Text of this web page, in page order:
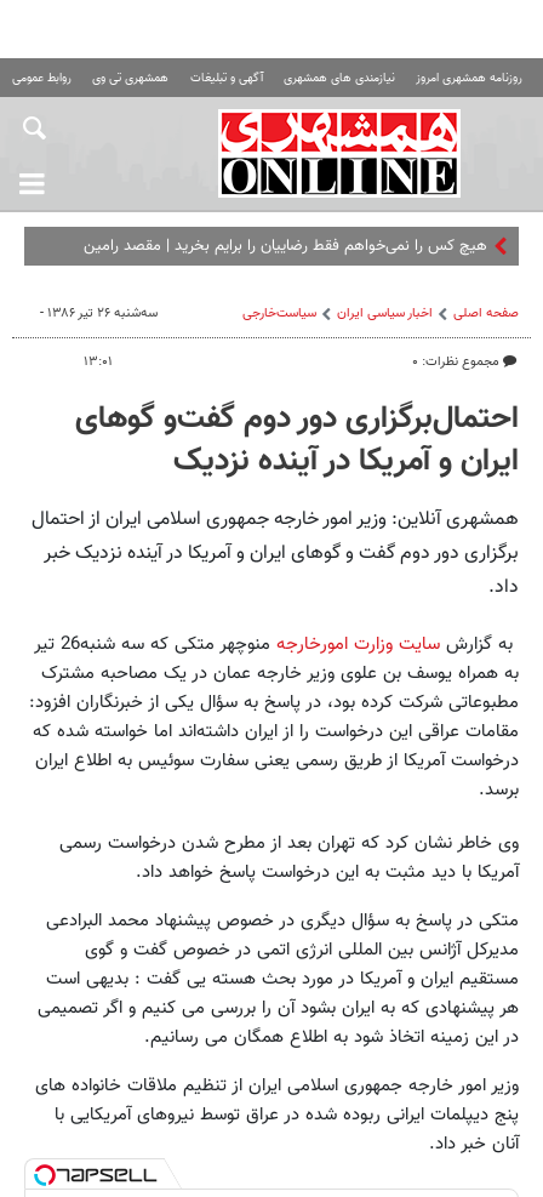
روزنامه همشهری امروز نیازمندی های همشهری آگهی و تبلیغات همشهری تی وی روابط عمومی
هیچ کس را نمی‌خواهم فقط رضاییان را برایم بخرید | مقصد رامین
صفحه اصلی اخبار سیاسی ایران سیاست‌خارجی
مجموع نظرات: ۰
سه‌شنبه ۲۶ تیر ۱۳۸۶ -
۱۳:۰۱
احتمال‌برگزاری دور دوم گفت‌و گوهای
ایران و آمریکا در آینده نزدیک
همشهری آنلاین: وزیر امور خارجه جمهوری اسلامی ایران از احتمال
برگزاری دور دوم گفت و گوهای ایران و آمریکا در آینده نزدیک خبر
داد.
به گزارش سایت وزارت امورخارجه
منوچهر متکی که سه شنبه26 تیر
به همراه یوسف بن علوی وزیر خارجه عمان در یک مصاحبه مشترک
مطبوعاتی شرکت کرده بود، در پاسخ به سؤال یکی از خبرنگاران افزود:
مقامات عراقی این درخواست را از ایران داشته‌اند اما خواسته شده که
درخواست آمریکا از طریق رسمی یعنی سفارت سوئیس به اطلاع ایران
برسد.
وی خاطر نشان کرد که تهران بعد از مطرح شدن درخواست رسمی
آمریکا با دید مثبت به این درخواست پاسخ خواهد داد.
متکی در پاسخ به سؤال دیگری در خصوص پیشنهاد محمد البرادعی
مدیرکل آژانس بین المللی انرژی اتمی در خصوص گفت و گوی
مستقیم ایران و آمریکا در مورد بحث هسته یی گفت : بدیهی است
هر پیشنهادی که به ایران بشود آن را بررسی می کنیم و اگر تصمیمی
در این زمینه اتخاذ شود به اطلاع همگان می رسانیم.
وزیر امور خارجه جمهوری اسلامی ایران از تنظیم ملاقات خانواده های
پنج دیپلمات ایرانی ربوده شده در عراق توسط نیروهای آمریکایی با
آنان خبر داد.